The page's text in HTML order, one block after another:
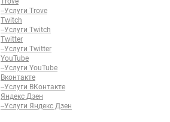
--Услуги Trove
Twitch
--Услуги Twitch
Twitter
--Услуги Twitter
YouTube
--Услуги YouTube
Вконтакте
--Услуги ВКонтакте
Яндекс Дзен
--Услуги Яндекс Дзен